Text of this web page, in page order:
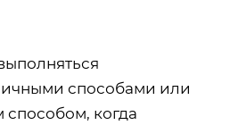
способами или
когда